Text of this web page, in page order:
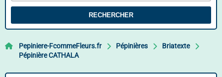
RECHERCHER
Pepiniere-FcommeFleurs.fr Pépinières
Briatexte
Pépinière CATHALA